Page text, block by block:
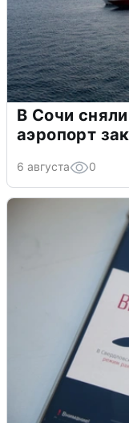
В Сочи
аэропорт
6 августа 0